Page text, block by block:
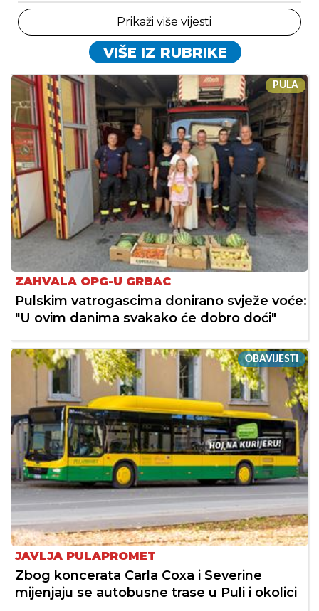
Prikaži više vijesti
VIŠE IZ RUBRIKE
PULA
ZAHVALA OPG-U GRBAC
Pulskim vatrogascima donirano svježe voće:
"U ovim danima svakako će dobro doći"
OBAVIJESTI
JAVLJA PULAPROMET
Zbog koncerata Carla Coxa i Severine
mijenjaju se autobusne trase u Puli i okolici